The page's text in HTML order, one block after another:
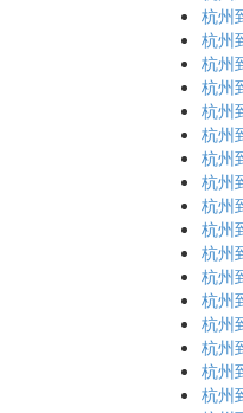
杭州
杭州
杭州
杭州
杭州
杭州
杭州
杭州
杭州
杭州
杭州
杭州
杭州
杭州
杭州
杭州
杭州